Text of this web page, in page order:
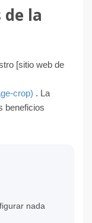
de la
[sitio web de
crop) . La
beneficios
nada